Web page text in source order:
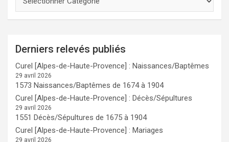
Derniers relevés publiés
Curel [Alpes-de-Haute-Provence] : Naissances/Baptêmes
29 avril 2026
1573 Naissances/Baptêmes de 1674 à 1904
Curel [Alpes-de-Haute-Provence] : Décès/Sépultures
29 avril 2026
1551 Décès/Sépultures de 1675 à 1904
Curel [Alpes-de-Haute-Provence] : Mariages
29 avril 2026